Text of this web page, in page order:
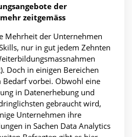
der
zeitgemäss
Mehrheit der Unternehmen
nur in gut jedem Zehnten
Doch in einigen Bereichen
Bedarf vorbei. Obwohl eine
in Datenerhebung und
gebraucht wird,
Unternehmen ihre
in Sachen Data Analytics